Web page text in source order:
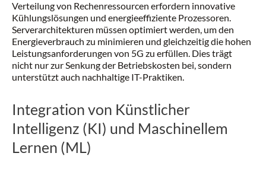
Verteilung von Rechenressourcen erfordern innovative
Kühlungslösungen und energieeffiziente Prozessoren.
Serverarchitekturen müssen optimiert werden, um den
Energieverbrauch zu minimieren und gleichzeitig die hohen
Leistungsanforderungen von 5G zu erfüllen. Dies trägt
nicht nur zur Senkung der Betriebskosten bei, sondern
unterstützt auch nachhaltige IT-Praktiken.
Integration von Künstlicher
Intelligenz (KI) und Maschinellem
Lernen (ML)